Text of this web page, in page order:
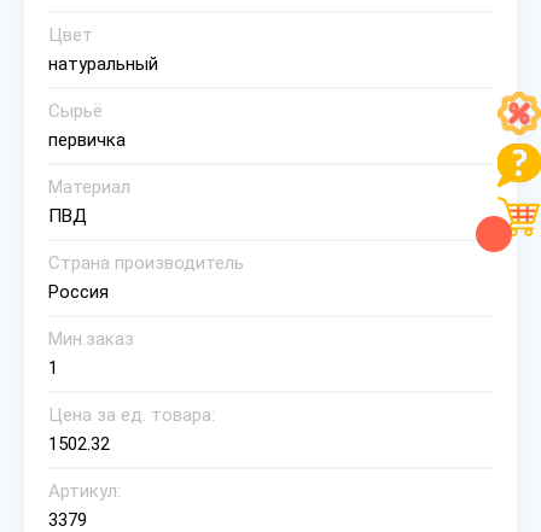
Цвет
натуральный
Сырьё
первичка
Материал
ПВД
Страна производитель
Россия
Мин.заказ
1
Цена за ед. товара:
1502.32
Артикул:
3379